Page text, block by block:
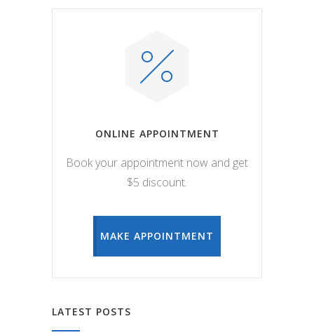
ONLINE APPOINTMENT
Book your appointment now and get
$5 discount.
MAKE APPOINTMENT
LATEST POSTS